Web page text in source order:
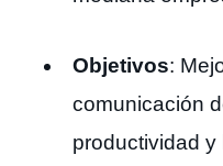
Objetivos:
comunicación
productividad